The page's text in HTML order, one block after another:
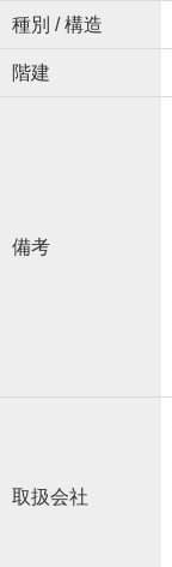
種別 / 構造
階建
備考
取扱会社